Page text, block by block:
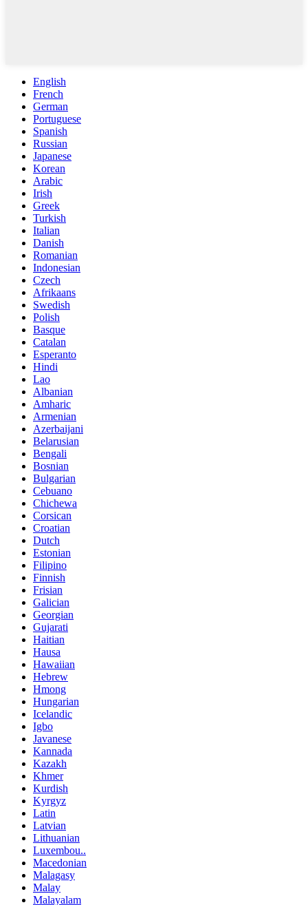
English
French
German
Portuguese
Spanish
Russian
Japanese
Korean
Arabic
Irish
Greek
Turkish
Italian
Danish
Romanian
Indonesian
Czech
Afrikaans
Swedish
Polish
Basque
Catalan
Esperanto
Hindi
Lao
Albanian
Amharic
Armenian
Azerbaijani
Belarusian
Bengali
Bosnian
Bulgarian
Cebuano
Chichewa
Corsican
Croatian
Dutch
Estonian
Filipino
Finnish
Frisian
Galician
Georgian
Gujarati
Haitian
Hausa
Hawaiian
Hebrew
Hmong
Hungarian
Icelandic
Igbo
Javanese
Kannada
Kazakh
Khmer
Kurdish
Kyrgyz
Latin
Latvian
Lithuanian
Luxembou..
Macedonian
Malagasy
Malay
Malayalam